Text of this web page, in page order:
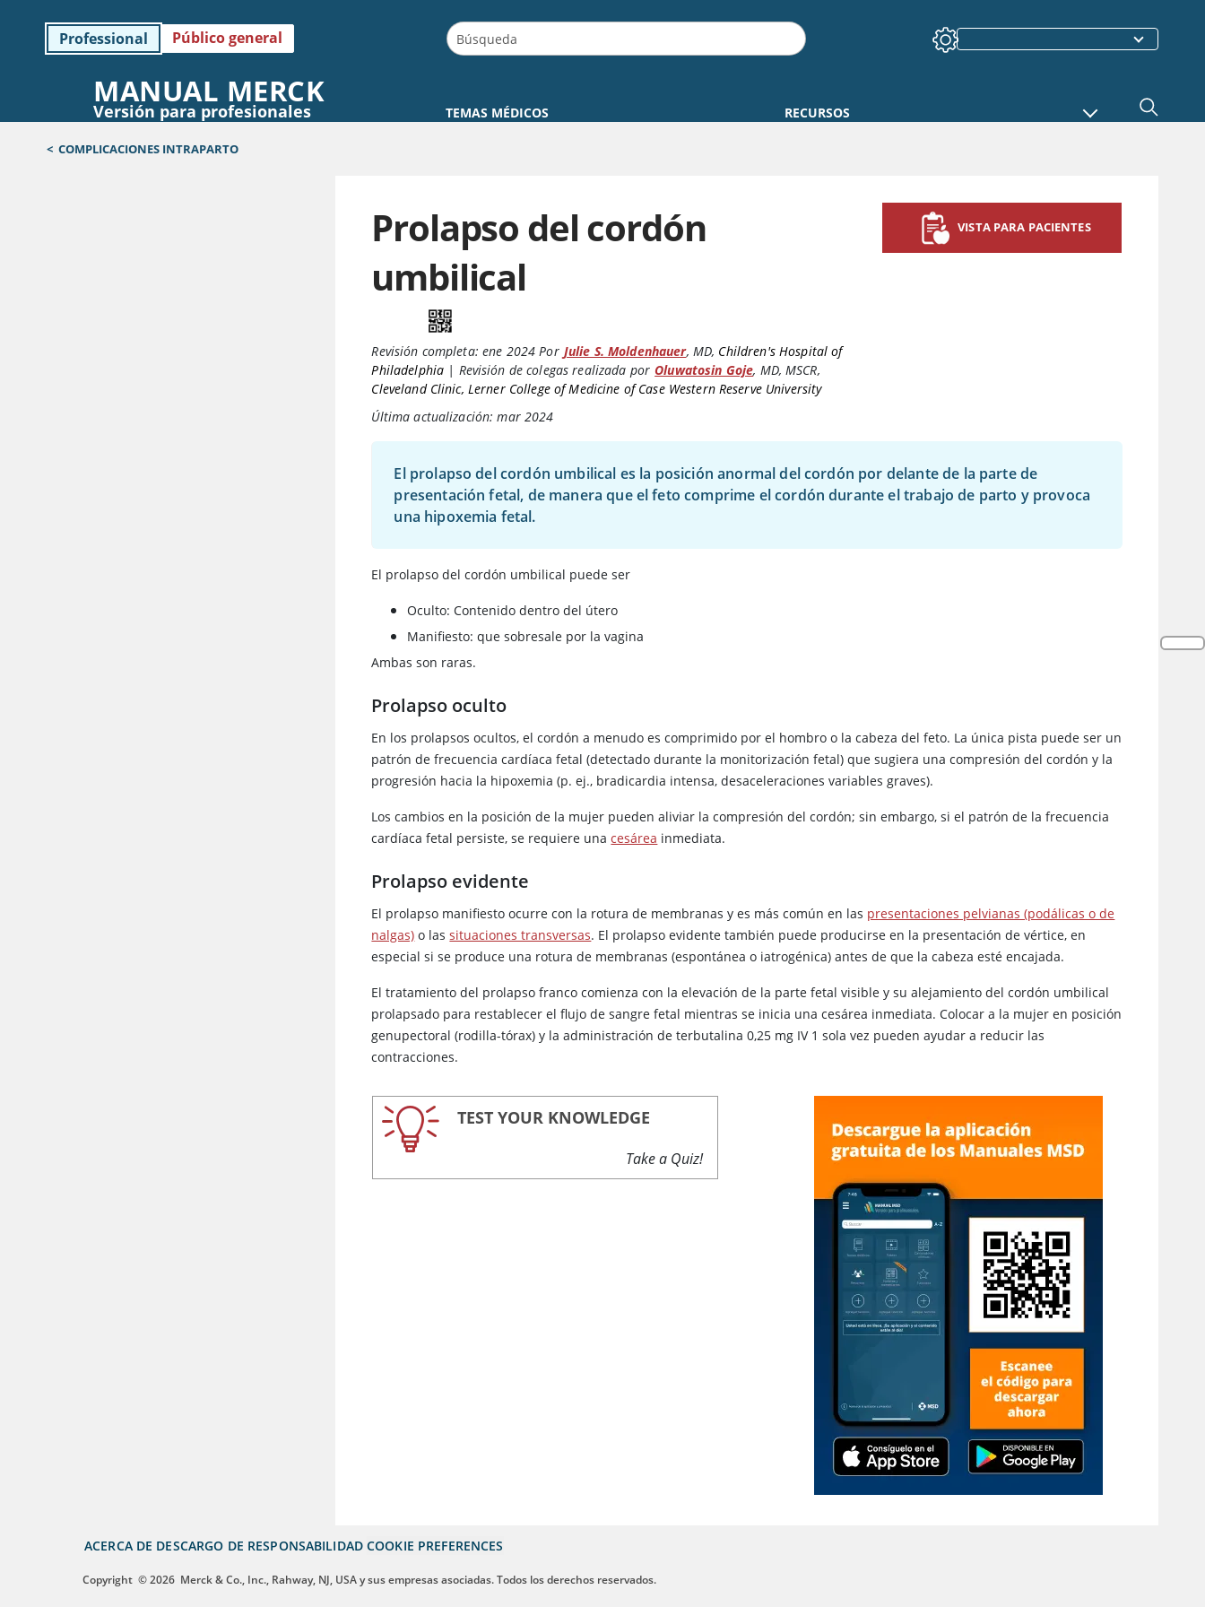
Professional Público general
MANUAL MERCK
Versión para profesionales TEMAS MÉDICOS RECURSOS
< COMPLICACIONES INTRAPARTO
Prolapso del cordón
umbilical
Revisión completa: ene 2024 Por Julie S. Moldenhauer, MD, Children's Hospital of
Philadelphia | Revisión de colegas realizada por Oluwatosin Goje, MD, MSCR,
Cleveland Clinic, Lerner College of Medicine of Case Western Reserve University
Última actualización: mar 2024
VISTA PARA PACIENTES
El prolapso del cordón umbilical es la posición anormal del cordón por delante de la parte de
presentación fetal, de manera que el feto comprime el cordón durante el trabajo de parto y provoca
una hipoxemia fetal.
El prolapso del cordón umbilical puede ser
Oculto: Contenido dentro del útero
Manifiesto: que sobresale por la vagina
Ambas son raras.
Prolapso oculto
En los prolapsos ocultos, el cordón a menudo es comprimido por el hombro o la cabeza del feto. La única pista puede ser un
patrón de frecuencia cardíaca fetal (detectado durante la monitorización fetal) que sugiera una compresión del cordón y la
progresión hacia la hipoxemia (p. ej., bradicardia intensa, desaceleraciones variables graves).
Los cambios en la posición de la mujer pueden aliviar la compresión del cordón; sin embargo, si el patrón de la frecuencia
cardíaca fetal persiste, se requiere unacesárea inmediata.
Prolapso evidente
El prolapso manifiesto ocurre con la rotura de membranas y es más común en las presentaciones pelvianas (podálicas o de
nalgas) o lassituaciones transversas. El prolapso evidente también puede producirse en la presentación de vértice, en
especial si se produce una rotura de membranas (espontánea o iatrogénica) antes de que la cabeza esté encajada.
El tratamiento del prolapso franco comienza con la elevación de la parte fetal visible y su alejamiento del cordón umbilical
prolapsado para restablecer el flujo de sangre fetal mientras se inicia una cesárea inmediata. Colocar a la mujer en posición
genupectoral (rodilla-tórax) y la administración de terbutalina 0,25 mg IV 1 sola vez pueden ayudar a reducir las
contracciones.
TEST YOUR KNOWLEDGE
Take a Quiz!
ACERCA DE DESCARGO DE RESPONSABILIDAD COOKIE PREFERENCES
Copyright © 2026 Merck & Co., Inc., Rahway, NJ, USA y sus empresas asociadas. Todos los derechos reservados.